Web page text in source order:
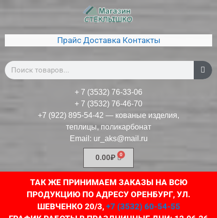
Прайс Доставка Контакты
+ 7 (3532) 76-33-06
+ 7 (3532) 76-46-70
+7 (922) 895-54-42 — кованые изделия,
теплицы, поликарбонат
Email: ur_aks@mail.ru
0.00₽
ТАК ЖЕ ПРИНИМАЕМ ЗАКАЗЫ НА ВСЮ
ПРОДУКЦИЮ ПО АДРЕСУ ОРЕНБУРГ, УЛ.
ШЕВЧЕНКО 20/3, +7 (3532) 60-54-55